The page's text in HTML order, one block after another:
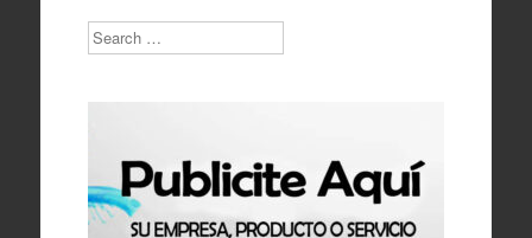
Search